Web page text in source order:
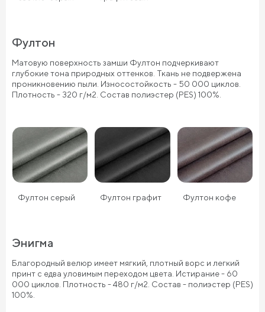
Фултон
Матовую поверхность замши Фултон подчеркивают
глубокие тона природных оттенков. Ткань не подвержена
проникновению пыли. Износостойкость - 50 000 циклов.
Плотность - 320 г/м2. Состав полиэстер (PES) 100%.
Фултон серый Фултон графит Фултон кофе
Энигма
Благородный велюр имеет мягкий, плотный ворс и легкий
принт с едва уловимым переходом цвета. Истирание - 60
000 циклов. Плотность - 480 г/м2. Состав - полиэстер (PES)
100%.